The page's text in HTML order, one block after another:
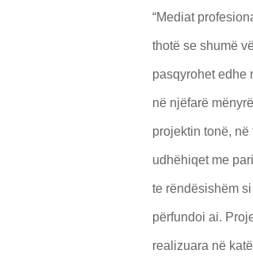
“Mediat
thotë se shumë
pasqyrohet edhe
në njëfarë
projektin tonë,
udhëhiqet me
te rëndësishëm
përfundoi ai.
realizuara në